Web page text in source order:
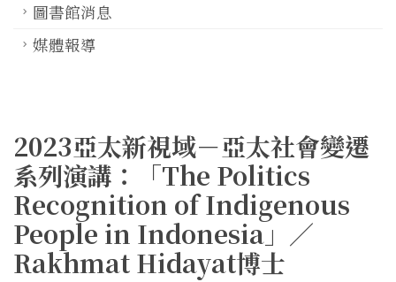
圖書館消息
媒體報導
2023亞太新視域－亞太社會變遷
系列演講：「The Politics
Recognition of Indigenous
People in Indonesia」／
Rakhmat Hidayat博士